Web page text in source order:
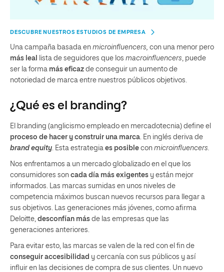
DESCUBRE NUESTROS ESTUDIOS DE EMPRESA
Una campaña basada en microinfluencers, con una menor pero
más leal
lista de seguidores que los macroinfluencers, puede
ser la forma más eficaz de conseguir un aumento de
notoriedad de marca entre nuestros públicos objetivos.
¿Qué es el branding?
El branding (anglicismo empleado en mercadotecnia) define el
proceso de hacer y construir una marca. En inglés deriva de
brand equity. Esta estrategia es posible con microinfluencers.
Nos enfrentamos a un mercado globalizado en el que los
consumidores son cada día más exigentes y están mejor
informados. Las marcas sumidas en unos niveles de
competencia máximos buscan nuevos recursos para llegar a
sus objetivos. Las generaciones más jóvenes, como afirma
Deloitte, desconfían más de las empresas que las
generaciones anteriores.
Para evitar esto, las marcas se valen de la red con el fin de
conseguir accesibilidad y cercanía con sus públicos y así
influir en las decisiones de compra de sus clientes. Un nuevo